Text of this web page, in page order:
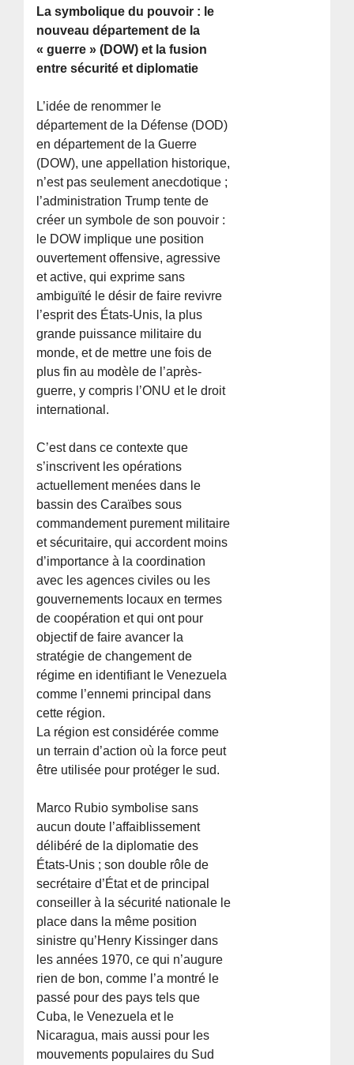
La symbolique du pouvoir : le
nouveau département de la
« guerre » (DOW) et la fusion
entre sécurité et diplomatie
L’idée de renommer le
département de la Défense (DOD)
en département de la Guerre
(DOW), une appellation historique,
n’est pas seulement anecdotique ;
l’administration Trump tente de
créer un symbole de son pouvoir :
le DOW implique une position
ouvertement offensive, agressive
et active, qui exprime sans
ambiguïté le désir de faire revivre
l’esprit des États-Unis, la plus
grande puissance militaire du
monde, et de mettre une fois de
plus fin au modèle de l’après-
guerre, y compris l’ONU et le droit
international.
C’est dans ce contexte que
s’inscrivent les opérations
actuellement menées dans le
bassin des Caraïbes sous
commandement purement militaire
et sécuritaire, qui accordent moins
d’importance à la coordination
avec les agences civiles ou les
gouvernements locaux en termes
de coopération et qui ont pour
objectif de faire avancer la
stratégie de changement de
régime en identifiant le Venezuela
comme l’ennemi principal dans
cette région.
La région est considérée comme
un terrain d’action où la force peut
être utilisée pour protéger le sud.
Marco Rubio symbolise sans
aucun doute l’affaiblissement
délibéré de la diplomatie des
États-Unis ; son double rôle de
secrétaire d’État et de principal
conseiller à la sécurité nationale le
place dans la même position
sinistre qu’Henry Kissinger dans
les années 1970, ce qui n’augure
rien de bon, comme l’a montré le
passé pour des pays tels que
Cuba, le Venezuela et le
Nicaragua, mais aussi pour les
mouvements populaires du Sud